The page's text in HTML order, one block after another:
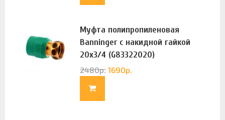
Муфта полипропиленовая
Banninger с накидной гайкой
20х3/4 (G83322020)
2480р. 1690р.